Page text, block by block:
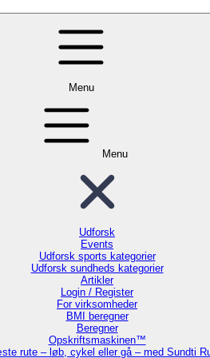
Menu
Menu
Udforsk
Events
Udforsk sports kategorier
Udforsk sundheds kategorier
Artikler
Login / Register
For virksomheder
BMI beregner
Beregner
Opskriftsmaskinen™
rute – løb, cykel eller gå – med Sundti